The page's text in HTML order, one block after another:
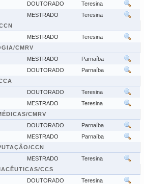
DOUTORADO
Teresina
MESTRADO
Teresina
MESTRADO
Teresina
CMRV
MESTRADO
Parnaíba
DOUTORADO
Parnaíba
DOUTORADO
Teresina
MESTRADO
Teresina
CMRV
DOUTORADO
Parnaíba
MESTRADO
Parnaíba
CCN
MESTRADO
Teresina
CCS
DOUTORADO
Teresina